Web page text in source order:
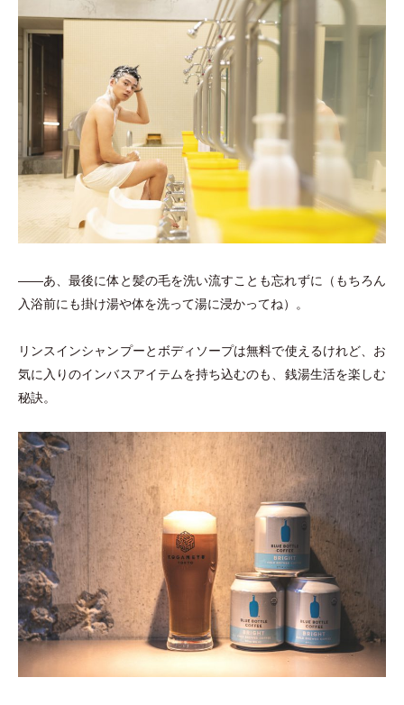
――あ、最後に体と髪の毛を洗い流すことも忘れずに （ もちろん
入浴前にも掛け湯や体を洗って湯に浸かってね） 。
リンスインシャンプーとボディソープは無料で使えるけれど、お
気に入りのインバスアイテムを持ち込むのも、銭湯生活を楽しむ
秘訣。